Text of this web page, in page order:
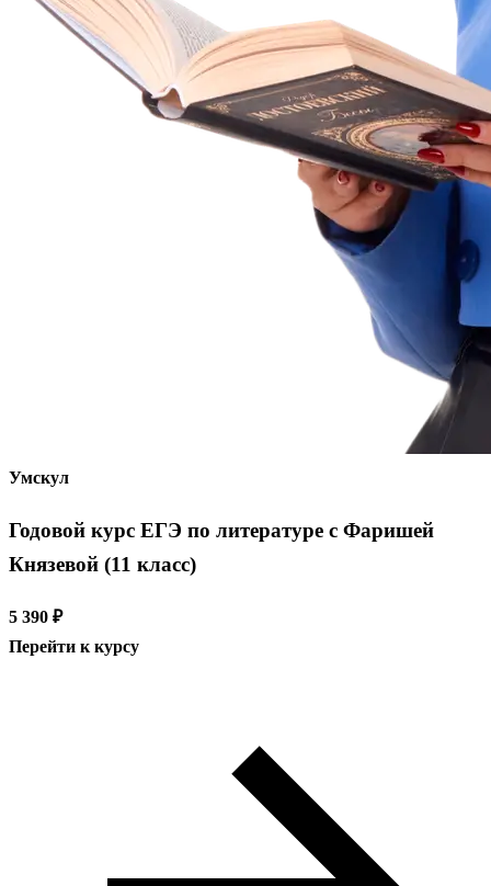
Умскул
Годовой курс ЕГЭ по литературе с Фаришей
Князевой (11 класс)
5 390 ₽
Перейти к курсу